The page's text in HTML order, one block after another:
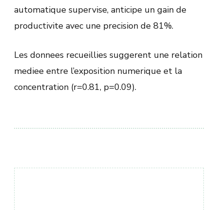
automatique supervise, anticipe un gain de
productivite avec une precision de 81%.
Les donnees recueillies suggerent une relation
mediee entre l’exposition numerique et la
concentration (r=0.81, p=0.09).